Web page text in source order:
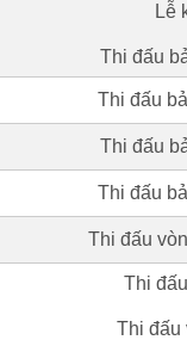
Lễ
Thi đấu
Thi đấu
Thi đấu
Thi đấu
Thi đấu
Thi
Thi đấu